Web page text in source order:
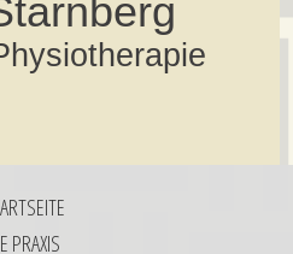
PRAXIS